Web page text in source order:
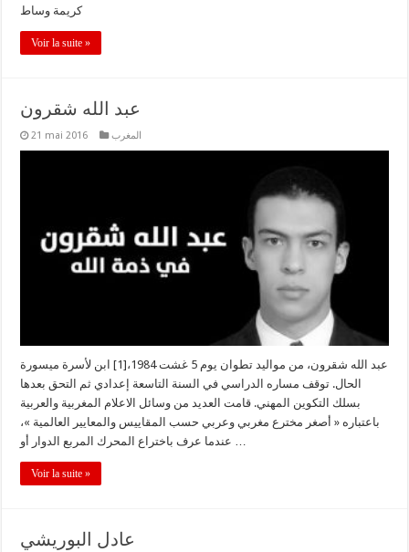
كريمة وساط
Voir la suite »
عبد الله شقرون
21 mai 2016 المغرب
عبد الله شقرون، من مواليد تطوان يوم 5 غشت 1984،[1] ابن لأسرة ميسورة
الحال. توقف مساره الدراسي في السنة التاسعة إعدادي ثم التحق بعدها
بسلك التكوين المهني. قامت العديد من وسائل الاعلام المغربية والعربية
باعتباره « أصغر مخترع مغربي وعربي حسب المقاييس والمعايير العالمية »،
عندما عرف باختراع المحرك المربع الدوار أو …
Voir la suite »
عادل البوريشي